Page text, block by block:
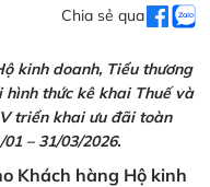
Chia sẻ qua
kinh doanh, Tiểu thương
thức kê khai Thuế và
triển khai ưu đãi toàn
– 31/03/2026.
Khách hàng Hộ kinh